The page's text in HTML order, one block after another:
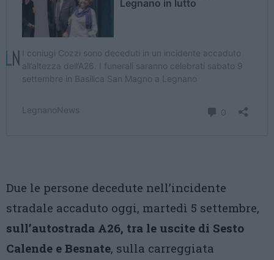
Due le persone decedute nell’incidente
stradale accaduto oggi, martedì 5 settembre,
sull’autostrada A26, tra le uscite di Sesto
Calende e Besnate, sulla carreggiata